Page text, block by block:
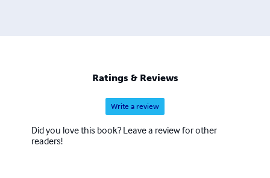
Ratings & Reviews
Write a review
Did you love this book? Leave a review for other
readers!